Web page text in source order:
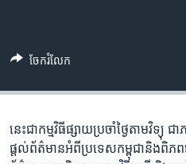
ចូល​
ស្វែង​
បណ្តាញ​សង្គម
ភាសា
ចែករំលែក
នេះ​ជា​កម្ម​វិធី​ផ្សាយ​ប្រចាំ​ថ្ងៃ​តាម​វិទ្យុ
ផ្តល់​ព័ត៌មាន​អំពី​ប្រទេស​កម្ពុជា​និង​ពិ